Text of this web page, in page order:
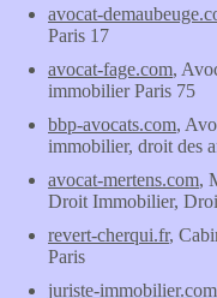
avocat-
Paris 17
avocat-fage.com,
immobilier Paris 75
bbp-avocats.com,
immobilier, droit des
avocat-mertens.com,
Droit Immobilier,
revert-cherqui.fr,
Paris
juriste-immobilier.com